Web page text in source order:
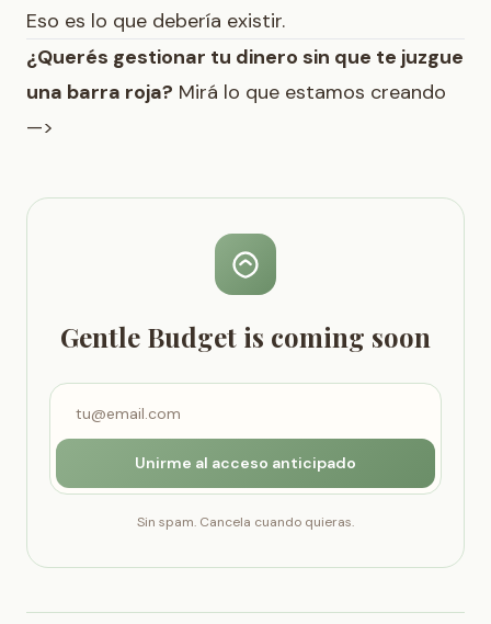
Eso es lo que debería existir.
¿Querés gestionar tu dinero sin que te juzgue
una barra roja? Mirá lo que estamos creando
—>
Gentle Budget is coming soon
Unirme al acceso anticipado
Sin spam. Cancela cuando quieras.